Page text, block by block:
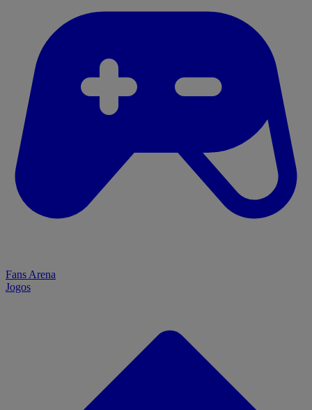
Fans Arena
Jogos